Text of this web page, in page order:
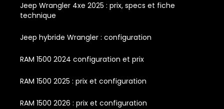
Jeep Wrangler 4xe 2025 : prix, specs et fiche
technique
Jeep hybride Wrangler : configuration
RAM 1500 2024 configuration et prix
RAM 1500 2025 : prix et configuration
RAM 1500 2026 : prix et configuration